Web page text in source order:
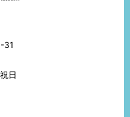
31
日